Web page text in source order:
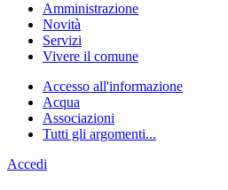
Amministrazione
Novità
Servizi
Vivere il comune
Accesso all'informazione
Acqua
Associazioni
Tutti gli argomenti...
Accedi